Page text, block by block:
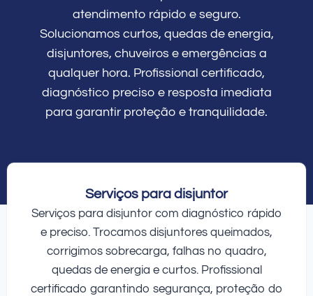
atendimento rápido e seguro.
Solucionamos curtos, quedas de energia,
disjuntores, chuveiros e emergências a
qualquer hora. Profissional certificado,
diagnóstico preciso e resposta imediata
para garantir proteção e tranquilidade.
Serviços para disjuntor
Serviços para disjuntor com diagnóstico rápido
e preciso. Trocamos disjuntores queimados,
corrigimos sobrecarga, falhas no quadro,
quedas de energia e curtos. Profissional
certificado garantindo segurança, proteção do